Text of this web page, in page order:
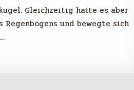
Gleichzeitig hatte es aber
und bewegte sich